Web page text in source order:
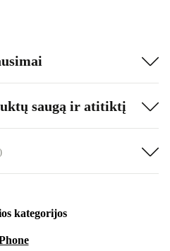
saugą ir atitiktį
kategorijos